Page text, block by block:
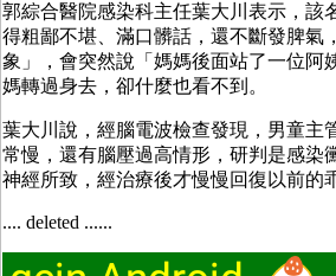
郭綜合醫院感染科主任葉大川表示，該
得粗鄙不堪、滿口髒話，還不斷發脾氣
象」，會突然說「媽媽後面站了一位阿
媽轉過身去，卻什麼也看不到。
葉大川說，經腦電波檢查發現，男童主
常慢，還有腦壓過高情形，研判是感染
神經所致，經治療後才慢慢回復以前的
.... deleted ......